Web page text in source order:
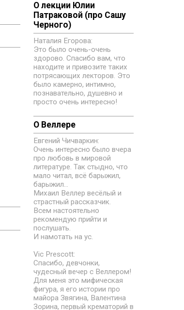
О лекции Юлии
Патраковой (про Сашу
Черного)
Наталия Егорова:
Это было очень-очень
здорово. Спасибо вам, что
находите и привозите таких
потрясающих лекторов. Это
было камерно, интимно,
познавательно, душевно и
просто очень интересно!
О Веллере
Евгений Чичваркин:
Очень интересно было вчера
про любовь в мировой
литературе. Так стыдно, что
мало читал, всё барыжил,
барыжил...
Михаил Веллер весёлый и
страстный рассказчик.
Всем настоятельно
рекомендую прийти и
послушать.
И намотать на ус.
Vic Prescott:
Спасибо, девчонки,
чудесный вечер с Веллером!
Для меня это мифическая
фигура, я его истории про
майора Звягина, Валентина
Зорина, первый крематорий в